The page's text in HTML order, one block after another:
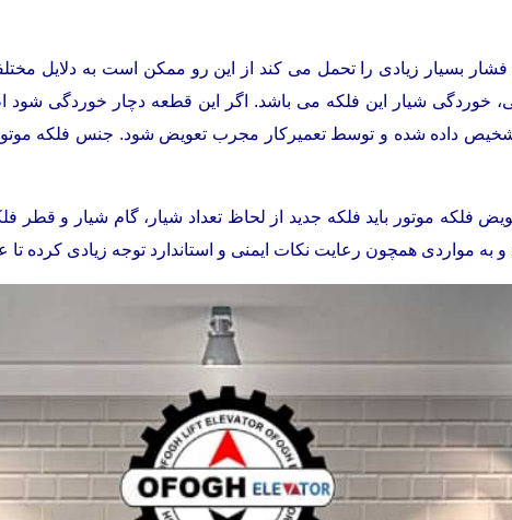
فشار بسیار زیادی را تحمل می کند از این رو ممکن است به دلایل
خوردگی شیار این فلکه می باشد. اگر این قطعه دچار خوردگی شود
داده شده و توسط تعمیرکار مجرب تعویض شود. جنس فلکه موتور
فلکه موتور باید فلکه جدید از لحاظ تعداد شیار، گام شیار و قطر
به مواردی همچون رعایت نکات ایمنی و استاندارد توجه زیادی کرده